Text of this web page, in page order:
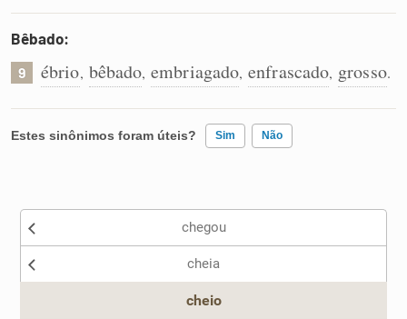
Bêbado:
9 ébrio, bêbado, embriagado, enfrascado, grosso.
Estes sinônimos foram úteis? Sim Não
Nenhum dos sinônimos apresentados me ajudou
chegou
cheia
cheio